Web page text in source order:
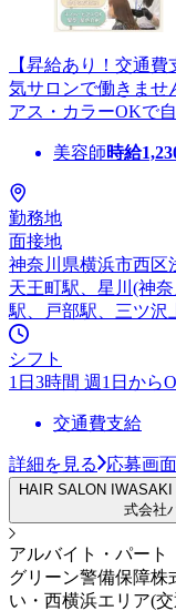
【昇給あり！交通
気サロンで働きま
アス・カラーOKで
美容師時給
勤務地
面接地
神奈川県横浜市西区
天王町駅、星川(神
駅、戸部駅、三ツ沢
シフト
1日3時間 週1日から
交通費支給
詳細を見る 応募画
HAIR SALON
式会社
アルバイト・パート
グリーン警備保障株
い・西横浜エリア(交